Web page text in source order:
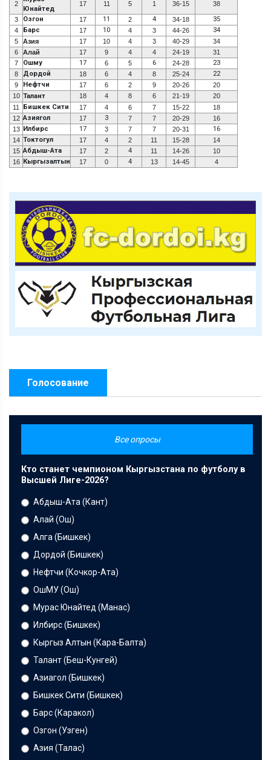
2
Юнайтед
17 11 5 1 36-15 38
3 Озгон 17 11 2 4 34-18 35
4 Барс 17 10 4 3 44-26 34
5 Азия 17 10 4 3 40-29
34
6
Алай 17 9 4 4 24-19
31
7
Ошму 17 6 5 6 24-28 23
8 Дордой 18 6 4 8 25-24 22
9 Нефтчи 17 6 2 9 20-26
20
10 Талант 18 4 8 6 21-19
20
11
Бишкек Сити 17 4 6 7 15-22
18
12 Азиягол 17 3 7 7 20-29
16
13
Илбирс 17 3 7 7 20-31 16
14 Токтогул 17 4 2 11 15-28
14
15 Абдыш-Ата 17 2 4 11 14-26
10
16
Кыргызалтын 17 0 4 13 14-45 4
Голосование
Все опросы
Кто станет чемпионом Кыргызстана по футболу в
Высшей Лиге-2026?
Абдыш-Ата (Кант)
Алай (Ош)
Алга (Бишкек)
Дордой (Бишкек)
Нефтчи (Кочкор-Ата)
ОшМУ (Ош)
Мурас Юнайтед (Манас)
Илбирс (Бишкек)
Кыргыз Алтын (Кара-Балта)
Талант (Беш-Кунгей)
Азиагол (Бишкек)
Бишкек Сити (Бишкек)
Барс (Каракол)
Озгон (Узген)
Азия (Талас)